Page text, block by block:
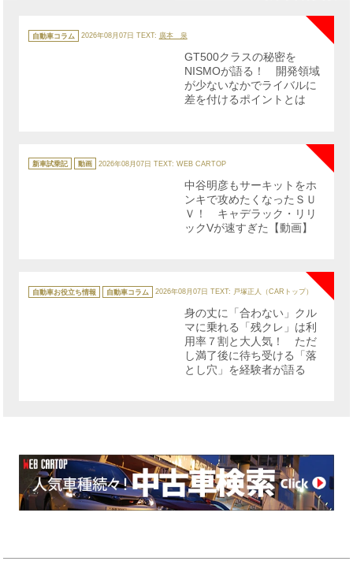
テ
ゴ
自動車コラム 2026年08月07日 TEXT: 廣本 泉
NEW
GT500クラスの秘密を
NISMOが語る！ 開発領域
が少ないなかでライバルに
差を付けるポイントとは
テ
ゴ
新車試乗記 動画 2026年08月07日 TEXT: WEB CARTOP
中谷明彦もサーキットをホ
ンキで攻めたくなったＳＵ
Ｖ！ キャデラック・リリ
ックVが速すぎた【動画】
テ
ゴ
自動車お役立ち情報 自動車コラム 2026年08月07日 TEXT: 戸塚正人（CARトップ）
身の丈に「合わない」クル
マに乗れる「残クレ」は利
用率７割と大人気！ ただ
し満了後に待ち受ける「落
とし穴」を経験者が語る